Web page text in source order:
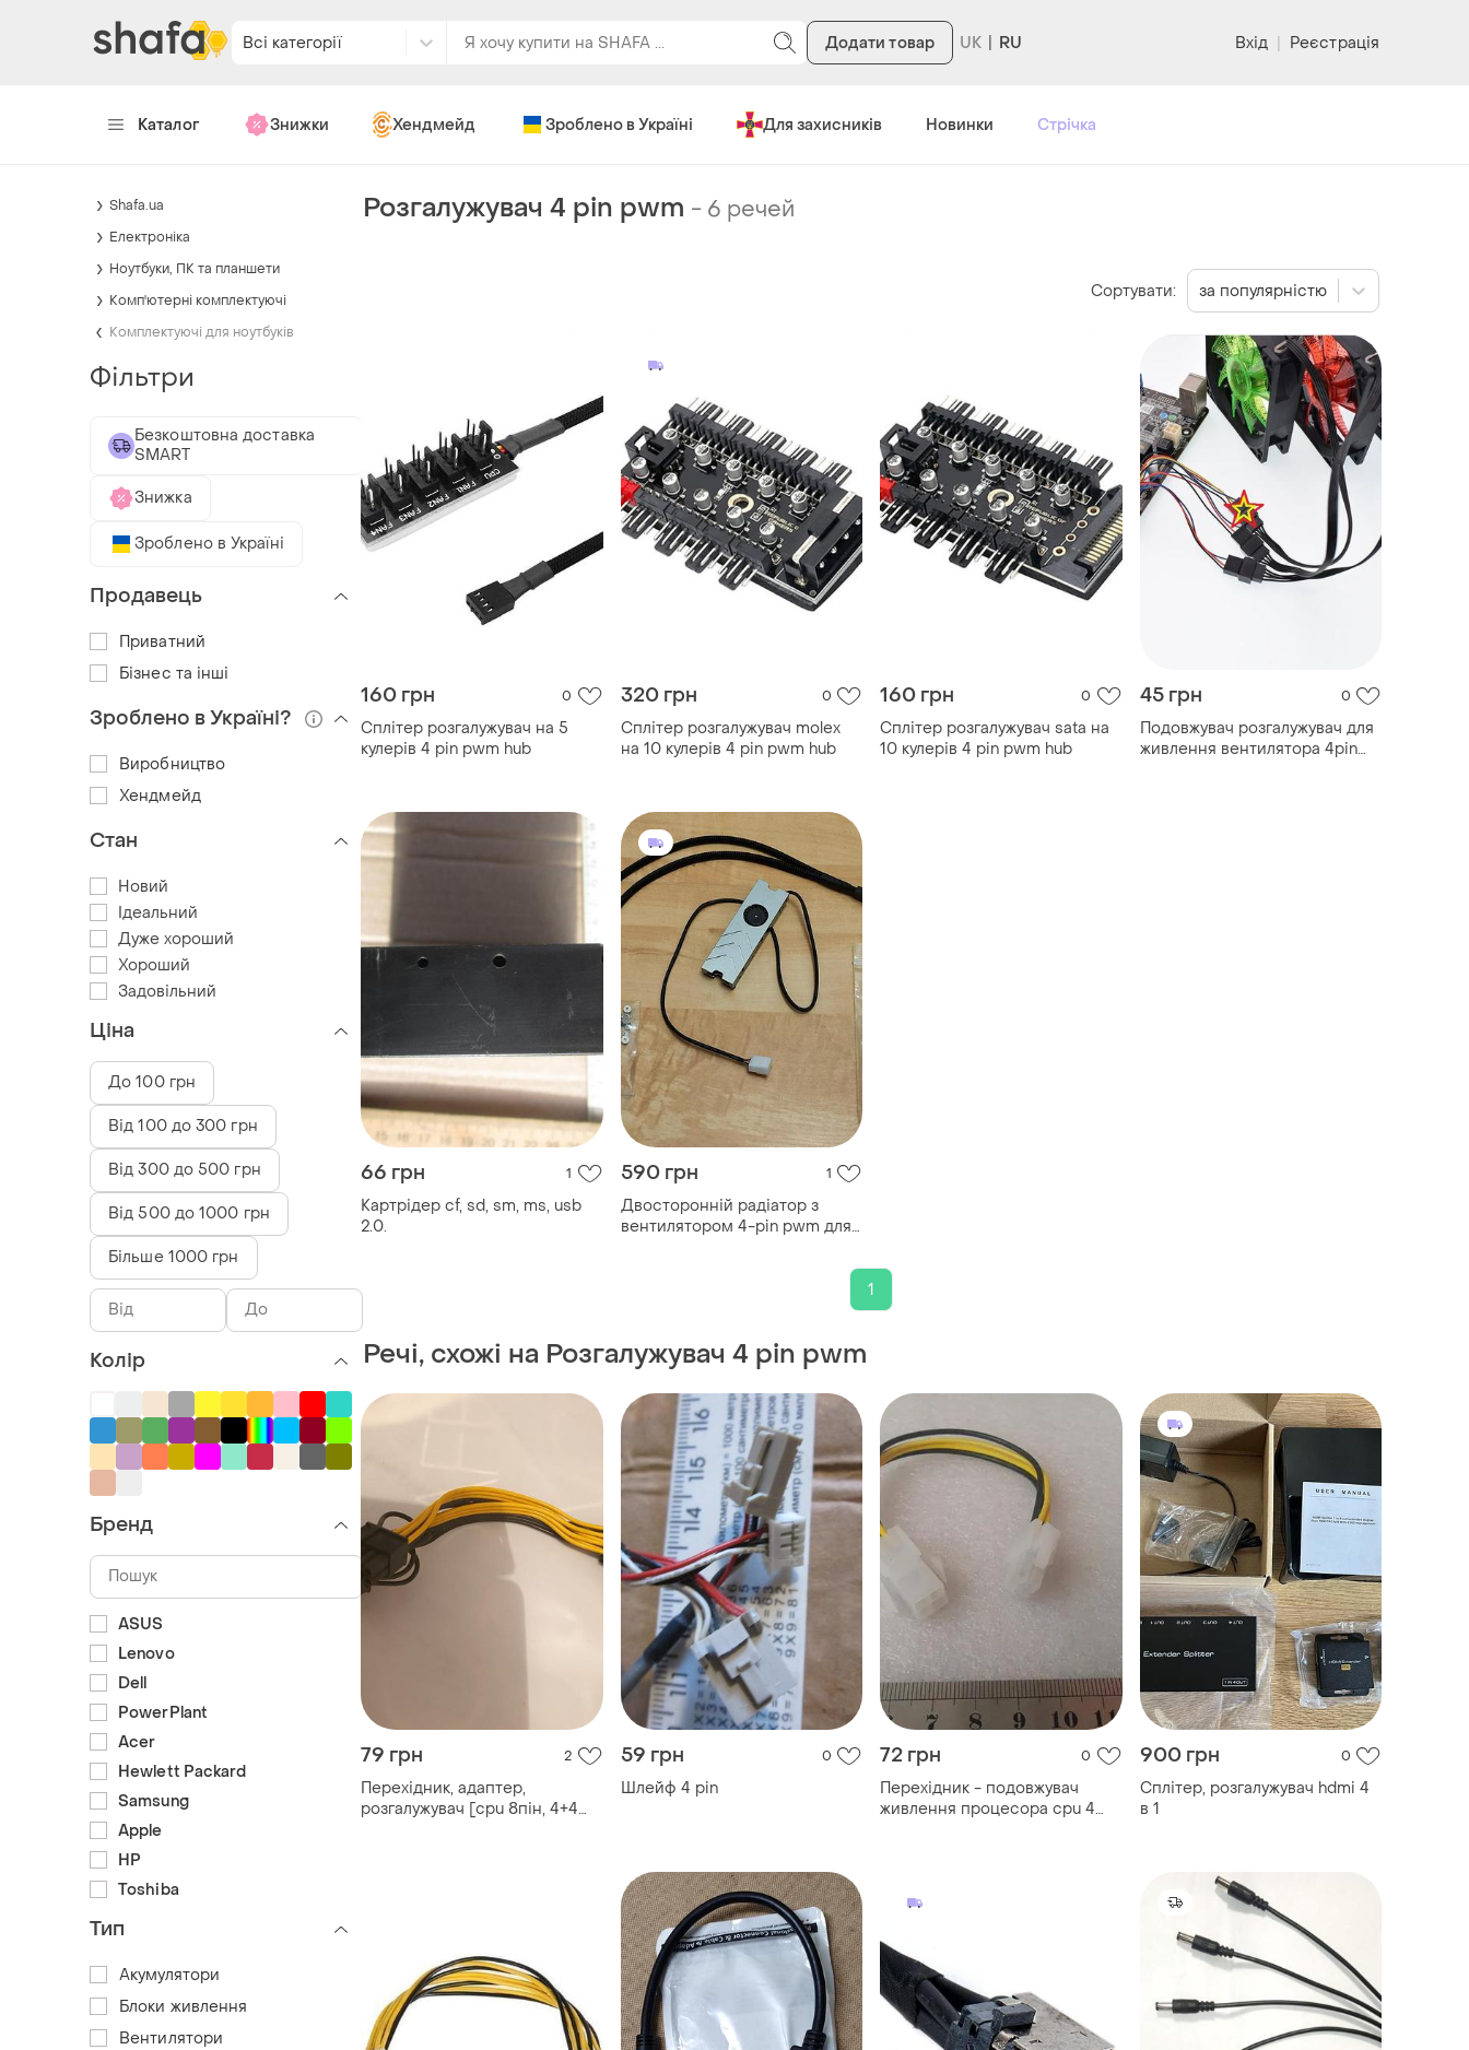
Всі категорії Додати товар RU Вхід | Реєстрація
Каталог Знижки Хендмейд Зроблено в Україні Для захисників Новинки Стрічка
Розгалужувач 4 pin pwm - 6 речей
160 грн 0
Сплітер розгалужувач на 5
кулерів 4 pin pwm hub
320 грн 0
Сплітер розгалужувач molex
на 10 кулерів 4 pin pwm hub
160 грн 0
Сплітер розгалужувач sata на
10 кулерів 4 pin pwm hub
45 грн 0
Подовжувач розгалужувач для
живлення вентилятора 4pin
66 грн 1
Картрідер cf, sd, sm, ms, usb
2.0.
590 грн 1
Двосторонній радіатор з
вентилятором 4-pin pwm для
1
Речі, схожі на Розгалужувач 4 pin pwm
79 грн 2
Перехідник, адаптер,
розгалужувач [cpu 8пін, 4+4
59 грн 0
Шлейф 4 pin
72 грн 0
Перехідник - подовжувач
живлення процесора cpu 4
900 грн 0
Сплітер, розгалужувач hdmi 4
в 1
Сортувати: за популярністю
Shafa.ua
Електроніка
Ноутбуки, ПК та планшети
Комп'ютерні комплектуючі
Комплектуючі для ноутбуків
Фільтри
Безкоштовна доставка
SMART
Знижка
Зроблено в Україні
Продавець
Приватний
Бізнес та інші
Зроблено в Україні?
Виробництво
Хендмейд
Стан
Новий
Ідеальний
Дуже хороший
Хороший
Задовільний
Ціна
До 100 грн
Від 100 до 300 грн
Від 300 до 500 грн
Від 500 до 1000 грн
Більше 1000 грн
Колір
Бренд
ASUS
Lenovo
Dell
PowerPlant
Acer
Hewlett Packard
Samsung
Apple
HP
Toshiba
Тип
Акумулятори
Блоки живлення
Вентилятори